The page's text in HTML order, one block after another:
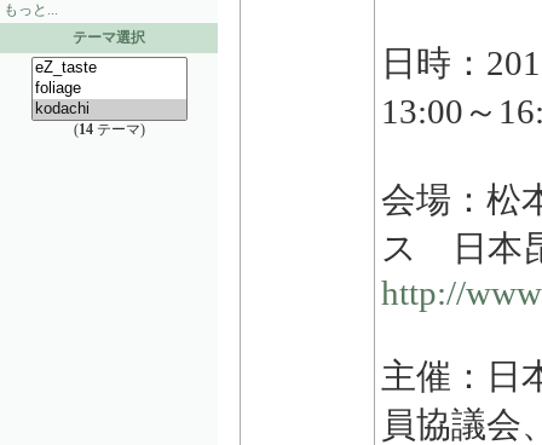
もっと...
テーマ選択
(14テーマ)
日時：
13:00～
会場：松
ス 日本
http://
主催：日
員協議会